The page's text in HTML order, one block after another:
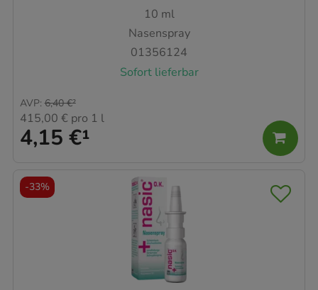
10 ml
Nasenspray
01356124
Sofort lieferbar
4,15 €¹
AVP: 6,40 €²
415,00 € pro 1 l
-33%